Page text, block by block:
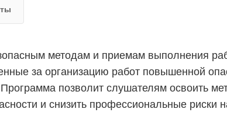
методам и приемам выполнения
за организацию работ повышенной
позволит слушателям освоить
и снизить профессиональные риски